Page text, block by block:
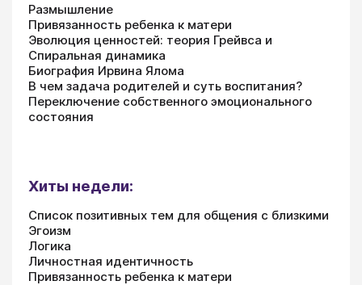
Размышление
Привязанность ребенка к матери
Эволюция ценностей: теория Грейвса и
Спиральная динамика
Биография Ирвина Ялома
В чем задача родителей и суть воспитания?
Переключение собственного эмоционального
состояния
Хиты недели:
Список позитивных тем для общения с близкими
Эгоизм
Логика
Личностная идентичность
Привязанность ребенка к матери